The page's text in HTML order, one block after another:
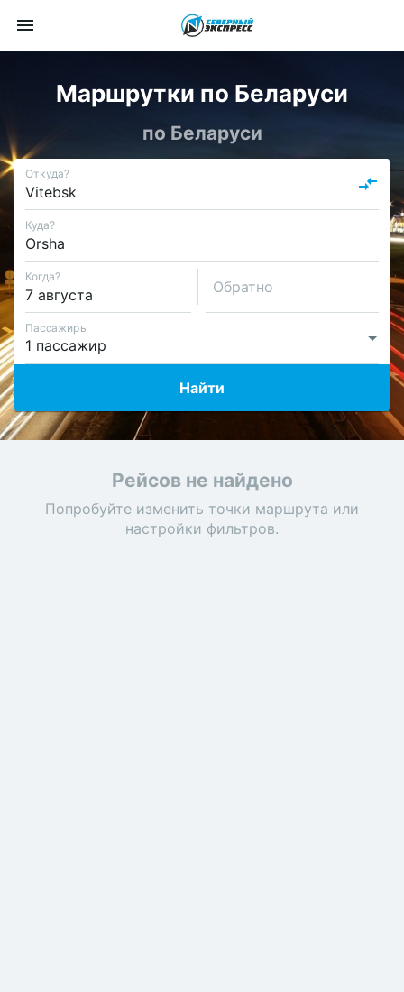
Маршрутки по Беларуси
по Беларуси
Откуда?
Куда?
Когда?
Обратно
Пассажиры
Найти
Рейсов не найдено
Попробуйте изменить точки маршрута или
настройки фильтров.